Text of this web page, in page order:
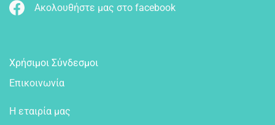
Ακολουθήστε μας στο facebook
Χρήσιμοι Σύνδεσμοι
Επικοινωνία
Η εταιρία μας